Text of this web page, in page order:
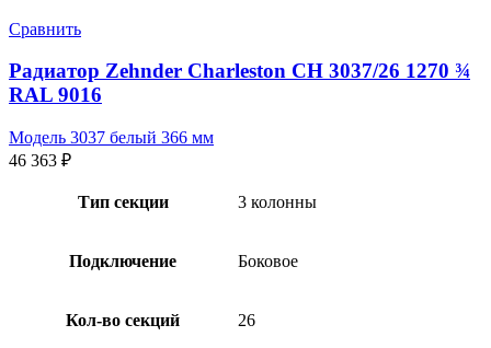
Сравнить
Радиатор Zehnder Charleston CH 3037/26 1270 ¾
RAL 9016
Модель 3037 белый 366 мм
46 363 ₽
Тип секции 3 колонны
Подключение Боковое
Кол-во секций 26